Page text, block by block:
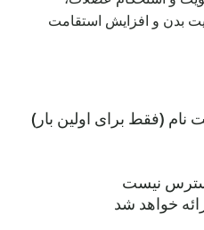
بدن و افزایش استقامت
نام (فقط برای اولین بار)
نیست
خواهد شد